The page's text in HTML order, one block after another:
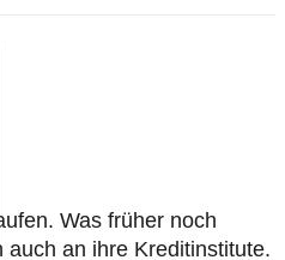
Was früher noch
an ihre Kreditinstitute.